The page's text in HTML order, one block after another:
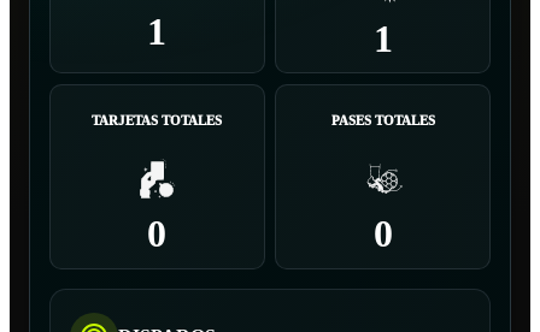
1 1
TARJETAS TOTALES
0
PASES TOTALES
0